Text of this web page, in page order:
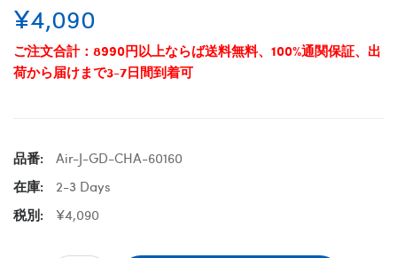
¥4,090
ご注文合計：8990円以上ならば送料無料、100%通関保証、出
荷から届けまで3-7日間到着可
品番:
Air-J-GD-CHA-60160
在庫:
2-3 Days
税別:
¥4,090